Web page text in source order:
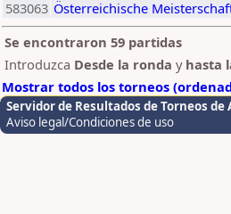
583063 Österreichische
Se encontraron 59 partidas
Introduzca Desde la ronda y hasta
Mostrar todos los torneos
Servidor de Resultados de Torneos de
Aviso legal/Condiciones de uso